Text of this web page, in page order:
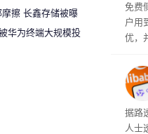
免费
户用
优，
本
钮用
型
据路
人士
擦 长鑫存储被曝
逐出研发基地
华为终端大规模投